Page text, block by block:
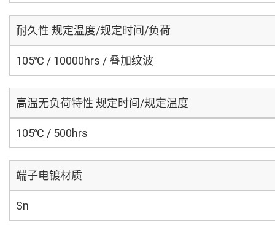
耐久性 规定温度/规定时间/负荷
105℃ / 10000hrs / 叠加纹波
高温无负荷特性 规定时间/规定温度
105℃ / 500hrs
端子电镀材质
Sn